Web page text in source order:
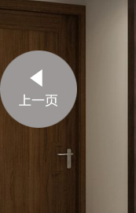
SOLID WOOD
简中式系列
JANE CHINESE